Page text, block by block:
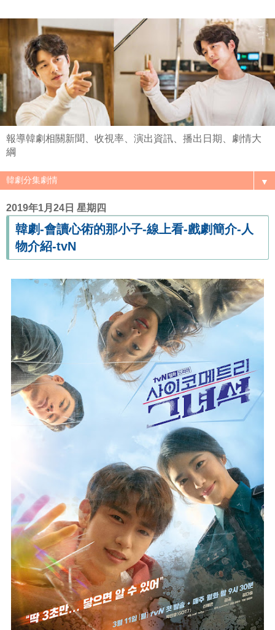
報導韓劇相關新聞、收視率、演出資訊、播出日期、劇情大
綱
▼
2019年1月24日 星期四
韓劇-會讀心術的那小子-線上看-戲劇簡介-人
物介紹-tvN